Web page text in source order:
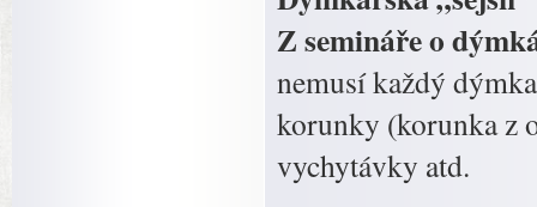
Z semináře o
nemusí každý
korunky (korunka z
vychytávky atd.